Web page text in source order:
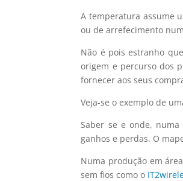
A temperatura assume
ou de arrefecimento
Não é pois estranho
origem e percurso dos
fornecer aos seus
Veja-se o exemplo de
Saber se e onde,
ganhos e perdas. O
Numa produção em
sem fios como o